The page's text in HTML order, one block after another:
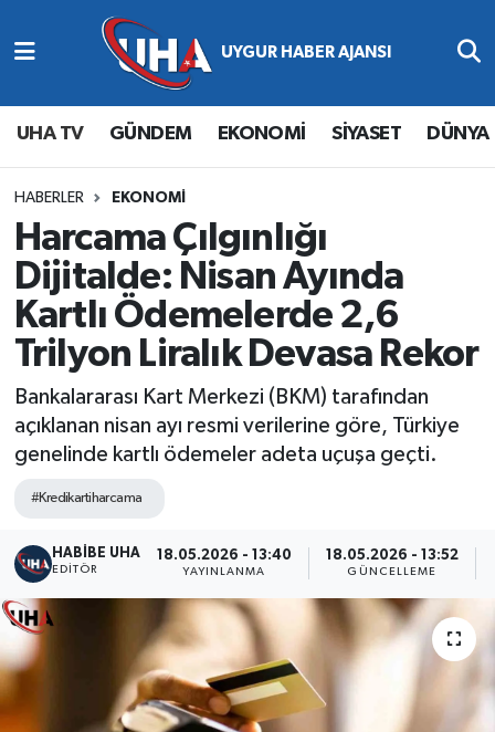
UHA TV GÜNDEM EKONOMİ SİYASET DÜNYA
HABERLER EKONOMİ
Harcama Çılgınlığı
Dijitalde: Nisan Ayında
Kartlı Ödemelerde 2,6
Trilyon Liralık Devasa Rekor
Bankalararası Kart Merkezi (BKM) tarafından
açıklanan nisan ayı resmi verilerine göre, Türkiye
genelinde kartlı ödemeler adeta uçuşa geçti.
#Kredikartiharcama
HABİBE UHA
EDITÖR
18.05.2026 - 13:40
YAYINLANMA
18.05.2026 - 13:52
GÜNCELLEME
Abone Ol
Gündem
Ekonomi
Magazin
Siyaset
Spor
Yaşam
Nöbetçi Eczaneler
Hava Durumu
Namaz Vakitleri
Trafik Durumu
Süper Lig Puan Durumu ve Fikstür
Tüm Manşetler
Son Dakika Haberleri